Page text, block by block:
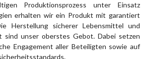
Produktionsprozess unter Einsatz
erhalten wir ein Produkt mit garantiert
Herstellung sicherer Lebensmittel und
sind unser oberstes Gebot. Dabei setzen
Engagement aller Beteiligten sowie auf